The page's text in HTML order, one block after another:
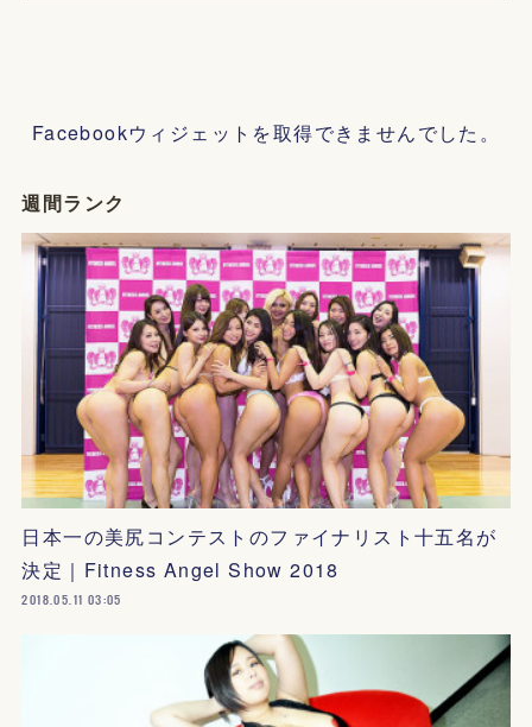
Facebookウィジェットを取得できませんでした。
週間ランク
日本一の美尻コンテストのファイナリスト十五名が
決定｜Fitness Angel Show 2018
2018.05.11 03:05